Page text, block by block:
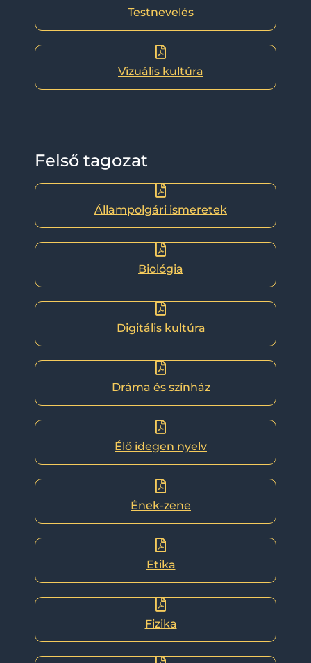
Testnevelés
Vizuális kultúra
Felső tagozat
Állampolgári ismeretek
Biológia
Digitális kultúra
Dráma és színház
Élő idegen nyelv
Ének-zene
Etika
Fizika